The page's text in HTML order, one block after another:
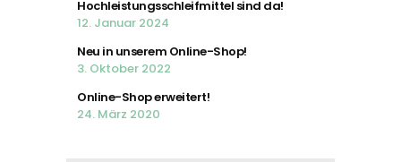
Hochleistungsschleifmittel sind da!
12. Januar 2024
Neu in unserem Online-Shop!
3. Oktober 2022
Online-Shop erweitert!
24. März 2020